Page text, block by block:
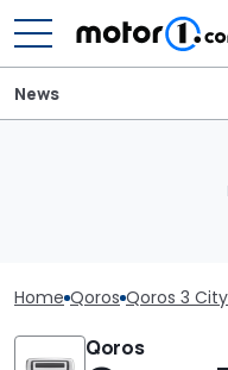
News
Home Qoros Qoros 3 City
Qoros